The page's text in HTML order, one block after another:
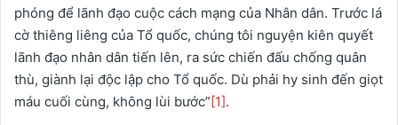
phóng để lãnh đạo cuộc cách mạng của Nhân dân. Trước lá
cờ thiêng liêng của Tổ quốc, chúng tôi nguyện kiên quyết
lãnh đạo nhân dân tiến lên, ra sức chiến đấu chống quân
thù, giành lại độc lập cho Tổ quốc. Dù phải hy sinh đến giọt
máu cuối cùng, không lùi bước”[1].